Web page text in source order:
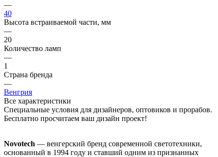
—
40
Высота встраиваемой части, мм
—
20
Количество ламп
—
1
Страна бренда
—
Венгрия
Все характеристики
Специальные условия для дизайнеров, оптовиков и прорабов.
Бесплатно просчитаем ваш дизайн проект!
Novotech — венгерский бренд современной светотехники,
основанный в 1994 году и ставший одним из признанных